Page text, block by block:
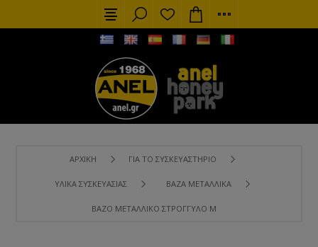
ΑΡΧΙΚΉ ΓΙΑ ΤΟ ΣΥΣΚΕΥΑΣΤΉΡΙΟ
ΥΛΙΚΆ ΣΥΣΚΕΥΑΣΊΑΣ ΒΆΖΑ ΜΕΤΑΛΛΙΚΆ
ΒΆΖΟ ΜΕΤΑΛΛΙΚΌ ΣΤΡΟΓΓΥΛΌ ΜΕ ΚΑΠΆΚΙ 3 KG